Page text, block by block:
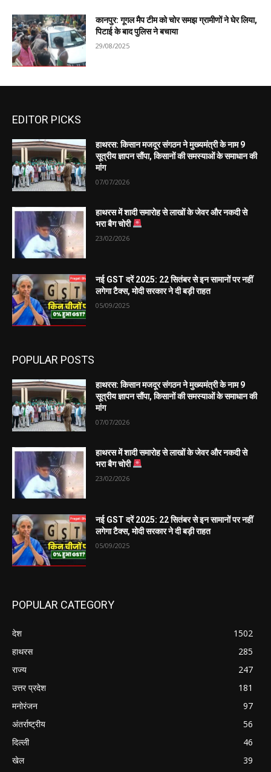
कानपुर: गूगल मैप टीम को चोर समझ ग्रामीणों ने घेर लिया,
पिटाई के बाद पुलिस ने बचाया
29/08/2025
EDITOR PICKS
हाथरस: किसान मजदूर संगठन ने मुख्यमंत्री के नाम 9
सूत्रीय ज्ञापन सौंपा, किसानों की समस्याओं के समाधान की
मांग
07/07/2026
हाथरस में शादी समारोह से लाखों के जेवर और नकदी से
भरा बैग चोरी
23/02/2026
नई GST दरें 2025: 22 सितंबर से इन सामानों पर नहीं
लगेगा टैक्स, मोदी सरकार ने दी बड़ी राहत
05/09/2025
POPULAR POSTS
हाथरस: किसान मजदूर संगठन ने मुख्यमंत्री के नाम 9
सूत्रीय ज्ञापन सौंपा, किसानों की समस्याओं के समाधान की
मांग
07/07/2026
हाथरस में शादी समारोह से लाखों के जेवर और नकदी से
भरा बैग चोरी
23/02/2026
नई GST दरें 2025: 22 सितंबर से इन सामानों पर नहीं
लगेगा टैक्स, मोदी सरकार ने दी बड़ी राहत
05/09/2025
POPULAR CATEGORY
देश
1502
हाथरस
285
राज्य
247
उत्तर प्रदेश
181
मनोरंजन
97
अंतर्राष्ट्रीय
56
दिल्ली
46
खेल
39